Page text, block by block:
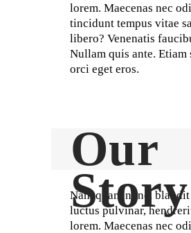
lorem. Maecenas nec
tincidunt tempus vitae
libero? Venenatis
Nullam quis ante. Etiam
orci eget eros.
Our
Story
Nam quam nunc,
luctus pulvinar,
lorem. Maecenas nec